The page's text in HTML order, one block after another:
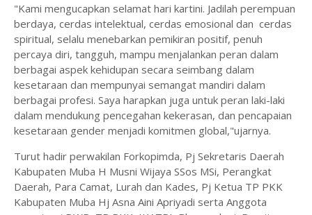
"Kami mengucapkan selamat hari kartini. Jadilah perempuan
berdaya, cerdas intelektual, cerdas emosional dan cerdas
spiritual, selalu menebarkan pemikiran positif, penuh
percaya diri, tangguh, mampu menjalankan peran dalam
berbagai aspek kehidupan secara seimbang dalam
kesetaraan dan mempunyai semangat mandiri dalam
berbagai profesi. Saya harapkan juga untuk peran laki-laki
dalam mendukung pencegahan kekerasan, dan pencapaian
kesetaraan gender menjadi komitmen global,"ujarnya.
Turut hadir perwakilan Forkopimda, Pj Sekretaris Daerah
Kabupaten Muba H Musni Wijaya SSos MSi, Perangkat
Daerah, Para Camat, Lurah dan Kades, Pj Ketua TP PKK
Kabupaten Muba Hj Asna Aini Apriyadi serta Anggota